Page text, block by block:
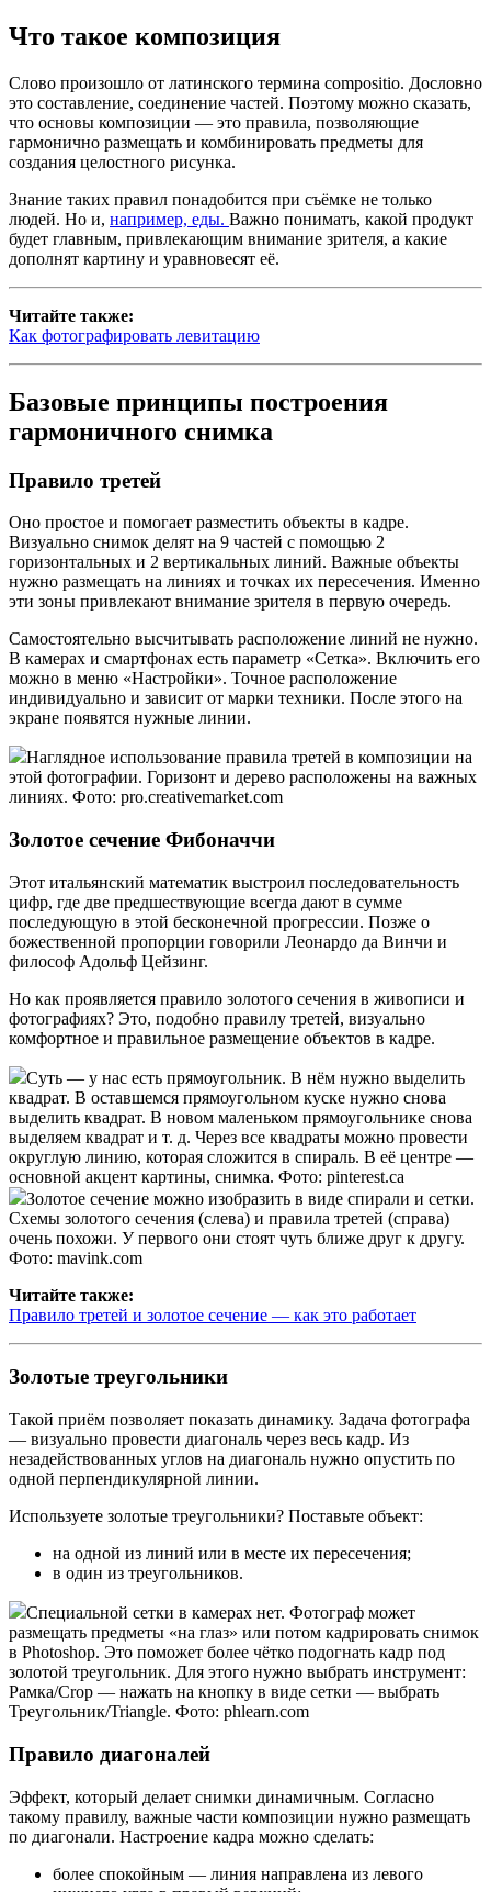
Что такое композиция
Слово произошло от латинского термина compositio. Дословно
это составление, соединение частей. Поэтому можно сказать,
что основы композиции — это правила, позволяющие
гармонично размещать и комбинировать предметы для
создания целостного рисунка.
Знание таких правил понадобится при съёмке не только
людей. Но и, например, еды. Важно понимать, какой продукт
будет главным, привлекающим внимание зрителя, а какие
дополнят картину и уравновесят её.
Читайте также:
Как фотографировать левитацию
Базовые принципы построения
гармоничного снимка
Правило третей
Оно простое и помогает разместить объекты в кадре.
Визуально снимок делят на 9 частей с помощью 2
горизонтальных и 2 вертикальных линий. Важные объекты
нужно размещать на линиях и точках их пересечения. Именно
эти зоны привлекают внимание зрителя в первую очередь.
Самостоятельно высчитывать расположение линий не нужно.
В камерах и смартфонах есть параметр «Сетка». Включить его
можно в меню «Настройки». Точное расположение
индивидуально и зависит от марки техники. После этого на
экране появятся нужные линии.
Наглядное использование правила третей в композиции на
этой фотографии. Горизонт и дерево расположены на важных
линиях. Фото: pro.creativemarket.com
Золотое сечение Фибоначчи
Этот итальянский математик выстроил последовательность
цифр, где две предшествующие всегда дают в сумме
последующую в этой бесконечной прогрессии. Позже о
божественной пропорции говорили Леонардо да Винчи и
философ Адольф Цейзинг.
Но как проявляется правило золотого сечения в живописи и
фотографиях? Это, подобно правилу третей, визуально
комфортное и правильное размещение объектов в кадре.
Суть — у нас есть прямоугольник. В нём нужно выделить
квадрат. В оставшемся прямоугольном куске нужно снова
выделить квадрат. В новом маленьком прямоугольнике снова
выделяем квадрат и т. д. Через все квадраты можно провести
округлую линию, которая сложится в спираль. В её центре —
основной акцент картины, снимка. Фото: pinterest.ca
Золотое сечение можно изобразить в виде спирали и сетки.
Схемы золотого сечения (слева) и правила третей (справа)
очень похожи. У первого они стоят чуть ближе друг к другу.
Фото: mavink.com
Читайте также:
Правило третей и золотое сечение — как это работает
Золотые треугольники
Такой приём позволяет показать динамику. Задача фотографа
— визуально провести диагональ через весь кадр. Из
незадействованных углов на диагональ нужно опустить по
одной перпендикулярной линии.
Используете золотые треугольники? Поставьте объект:
на одной из линий или в месте их пересечения;
в один из треугольников.
Специальной сетки в камерах нет. Фотограф может
размещать предметы «на глаз» или потом кадрировать снимок
в Photoshop. Это поможет более чётко подогнать кадр под
золотой треугольник. Для этого нужно выбрать инструмент:
Рамка/Crop — нажать на кнопку в виде сетки — выбрать
Треугольник/Triangle. Фото: phlearn.com
Правило диагоналей
Эффект, который делает снимки динамичным. Согласно
такому правилу, важные части композиции нужно размещать
по диагонали. Настроение кадра можно сделать:
более спокойным — линия направлена из левого